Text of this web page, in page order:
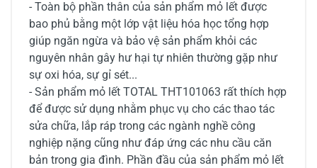
- Toàn bộ phần thân của sản phẩm mỏ lết được
bao phủ bằng một lớp vật liệu hóa học tổng hợp
giúp ngăn ngừa và bảo vệ sản phẩm khỏi các
nguyên nhân gây hư hại tự nhiên thường gặp như
sự oxi hóa, sự gỉ sét...
- Sản phẩm mỏ lết TOTAL THT101063 rất thích hợp
để được sử dụng nhằm phục vụ cho các thao tác
sửa chữa, lắp ráp trong các ngành nghề công
nghiệp nặng cũng như đáp ứng các nhu cầu căn
bản trong gia đình. Phần đầu của sản phẩm mỏ lết